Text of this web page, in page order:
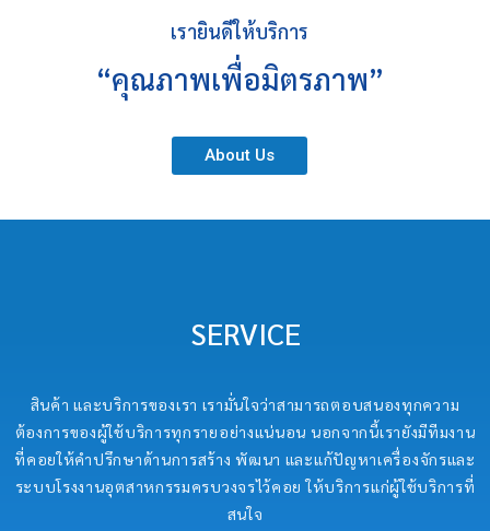
เรายินดีให้บริการ
“คุณภาพเพื่อมิตรภาพ”
About Us
SERVICE
สินค้า และบริการของเรา เรามั่นใจว่าสามารถตอบสนองทุกความ
ต้องการของผู้ใช้บริการทุกรายอย่างแน่นอน นอกจากนี้เรายังมีทีมงาน
ที่คอยให้คำปรึกษาด้านการสร้าง พัฒนา และแก้ปัญหาเครื่องจักรและ
ระบบโรงงานอุตสาหกรรมครบวงจรไว้คอย ให้บริการแก่ผู้ใช้บริการที่
สนใจ